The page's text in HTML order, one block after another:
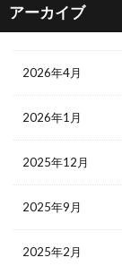
アーカイブ
2026年4月
2026年1月
2025年12月
2025年9月
2025年2月